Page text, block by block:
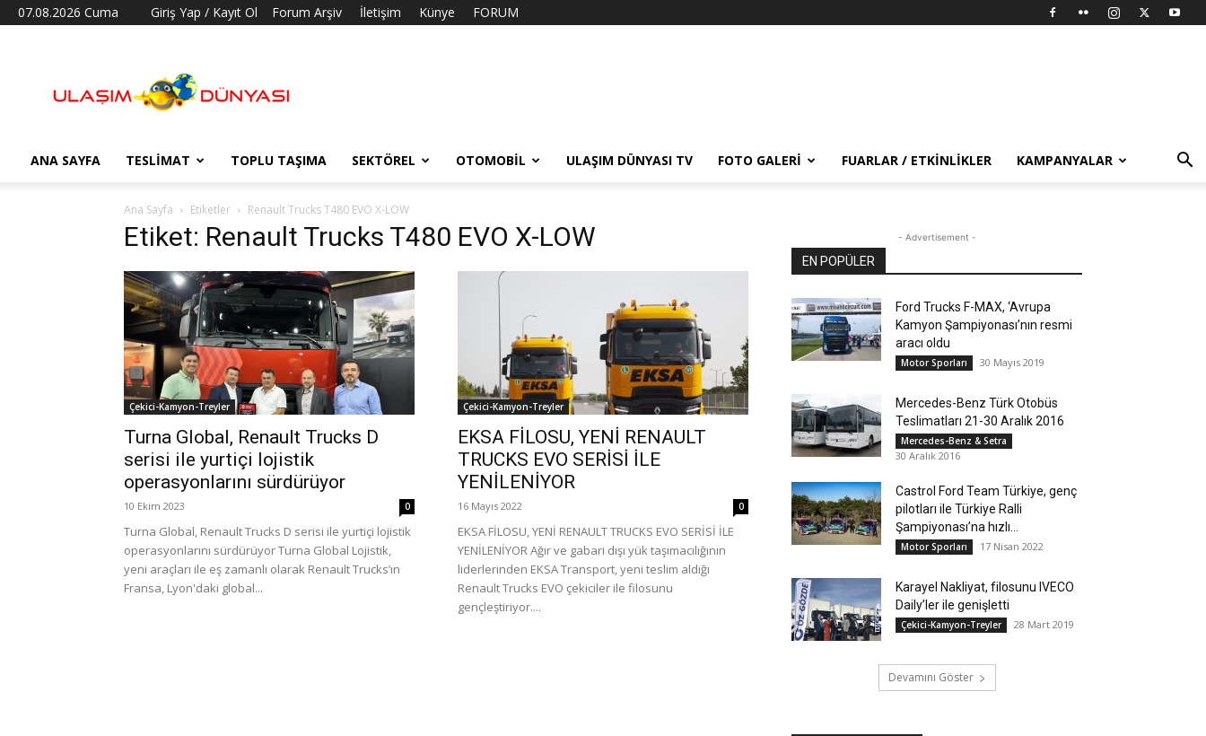
07.08.2026 Cuma Giriş Yap / Kayıt Ol Forum Arşiv İletişim Künye FORUM
Dünyası
ANA SAYFA TESLIMAT TOPLU TAŞIMA SEKTÖREL OTOMOBIL ULAŞIM DÜNYASI TV FOTO GALERI FUARLAR / ETKINLIKLER KAMPANYALAR
Ana Sayfa Etiketler Renault Trucks T480 EVO X-LOW
Etiket: Renault Trucks T480 EVO X-LOW
Çekici-Kamyon-Treyler
Turna Global, Renault Trucks D
serisi ile yurtiçi lojistik
operasyonlarını sürdürüyor
10 Ekim 2023 0
Turna Global, Renault Trucks D serisi ile yurtiçi lojistik
operasyonlarını sürdürüyor Turna Global Lojistik,
yeni araçları ile eş zamanlı olarak Renault Trucks’ın
Fransa, Lyon'daki global...
Çekici-Kamyon-Treyler
EKSA FİLOSU, YENİ RENAULT
TRUCKS EVO SERİSİ İLE
YENİLENİYOR
16 Mayıs 2022 0
EKSA FİLOSU, YENİ RENAULT TRUCKS EVO SERİSİ İLE
YENİLENİYOR Ağır ve gabari dışı yük taşımacılığının
liderlerinden EKSA Transport, yeni teslim aldığı
Renault Trucks EVO çekiciler ile filosunu
gençleştiriyor....
- Advertisement -
EN POPÜLER
Ford Trucks F-MAX, ‘Avrupa
Kamyon Şampiyonası’nın resmi
aracı oldu
Motor Sporları 30 Mayıs 2019
Mercedes-Benz Türk Otobüs
Teslimatları 21-30 Aralık 2016
Mercedes-Benz & Setra
30 Aralık 2016
Castrol Ford Team Türkiye, genç
pilotları ile Türkiye Ralli
Şampiyonası’na hızlı...
Motor Sporları 17 Nisan 2022
Karayel Nakliyat, filosunu IVECO
Daily’ler ile genişletti
Çekici-Kamyon-Treyler 28 Mart 2019
Devamını Göster